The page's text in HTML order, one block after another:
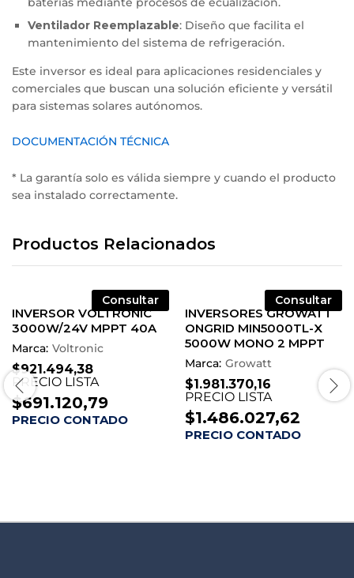
Ventilador Reemplazable: Diseño que facilita el
mantenimiento del sistema de refrigeración.
Este inversor es ideal para aplicaciones residenciales y
comerciales que buscan una solución eficiente y versátil
para sistemas solares autónomos.
DOCUMENTACIÓN TÉCNICA
* La garantía solo es válida siempre y cuando el producto
sea instalado correctamente.
Productos Relacionados
Consultar
INVERSOR VOLTRONIC
3000W/24V MPPT 40A
Marca: Voltronic
$921.494,38
PRECIO LISTA
$691.120,79
PRECIO CONTADO
Consultar
INVERSORES GROWATT
ONGRID MIN5000TL-X
5000W MONO 2 MPPT
Marca: Growatt
$1.981.370,16
PRECIO LISTA
$1.486.027,62
PRECIO CONTADO